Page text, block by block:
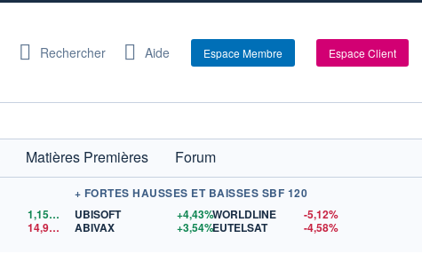
Rechercher Aide Espace Membre Espace Client
Matières Premières
Forum
1,1559
$US
14,90$US
+ FORTES HAUSSES ET BAISSES SBF 120
UBISOFT
+4,43%
ABIVAX
+3,54%
WORLDLINE
-5,12%
EUTELSAT
-4,58%